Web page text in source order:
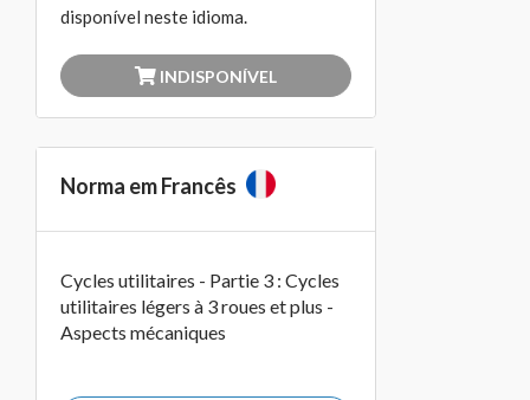
disponível neste idioma.
INDISPONÍVEL
Norma em Francês
Cycles utilitaires - Partie 3 : Cycles
utilitaires légers à 3 roues et plus -
Aspects mécaniques